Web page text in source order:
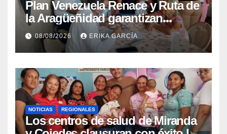
Plan Venezuela Renace y Ruta de
la Aragüeñidad garantizan
atención médica integral en
Aragua
08/08/2026 ERIKA GARCÍA
NOTICIAS REGIONALES
Los centros de salud de Miranda